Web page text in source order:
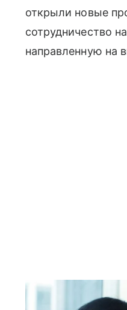
открыли новые
сотрудничество
направленную на